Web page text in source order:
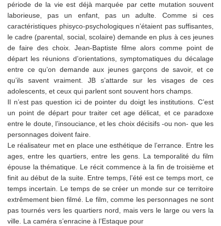
période de la vie est déjà marquée par cette mutation souvent
laborieuse, pas un enfant, pas un adulte. Comme si ces
caractéristiques phisyco-psychologiques n’étaient pas suffisantes,
le cadre (parental, social, scolaire) demande en plus à ces jeunes
de faire des choix. Jean-Baptiste filme alors comme point de
départ les réunions d’orientations, symptomatiques du décalage
entre ce qu’on demande aux jeunes garçons de savoir, et ce
qu’ils savent vraiment. JB s’attarde sur les visages de ces
adolescents, et ceux qui parlent sont souvent hors champs.
Il n’est pas question ici de pointer du doigt les institutions. C’est
un point de départ pour traiter cet age délicat, et ce paradoxe
entre le doute, l’insouciance, et les choix décisifs -ou non- que les
personnages doivent faire.
Le réalisateur met en place une esthétique de l’errance. Entre les
ages, entre les quartiers, entre les gens. La temporalité du film
épouse la thématique. Le récit commence à la fin de troisième et
finit au début de la suite. Entre temps, l’été est ce temps mort, ce
temps incertain. Le temps de se créer un monde sur ce territoire
extrêmement bien filmé. Le film, comme les personnages ne sont
pas tournés vers les quartiers nord, mais vers le large ou vers la
ville. La caméra s’enracine à l’Estaque pour